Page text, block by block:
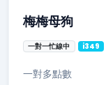
梅梅母狗
一對一忙線中 i349
一對多點數